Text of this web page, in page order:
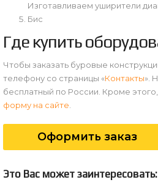
Изготавливаем уширители
Бис
Где купить
Чтобы заказать буровые
телефону со страницы «Контакты».
бесплатный по России. Кроме
форму на сайте
Оформить заказ
Это Вас может заинтересовать: